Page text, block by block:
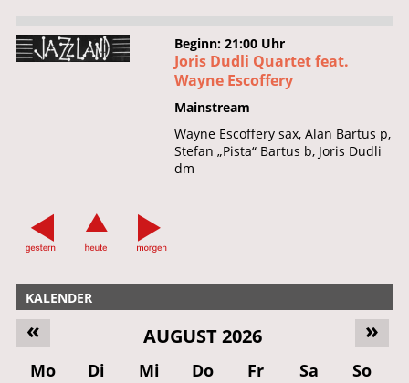
Beginn: 21:00 Uhr
Joris Dudli Quartet feat.
Wayne Escoffery
Mainstream
Wayne Escoffery sax, Alan Bartus p,
Stefan „Pista“ Bartus b, Joris Dudli
dm
KALENDER
»
« AUGUST 2026
Mo Di Mi Do Fr Sa
So